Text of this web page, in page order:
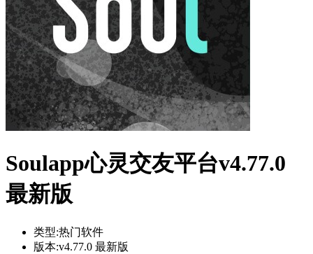
Soulapp心灵交友平台v4.77.0
最新版
类型:热门软件
版本:v4.77.0 最新版